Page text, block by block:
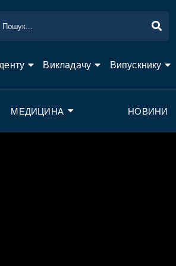
Викладачу Випускнику
МЕДИЦИНА НОВИНИ